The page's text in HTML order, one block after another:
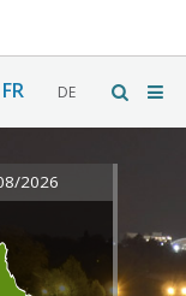
FR DE
2026